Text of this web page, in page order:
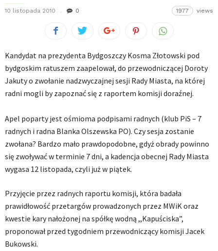
10 listopada 2010 0 1977 views
Kandydat na prezydenta Bydgoszczy Kosma Złotowski pod
bydgoskim ratuszem zaapelował, do przewodniczącej Doroty
Jakuty o zwołanie nadzwyczajnej sesji Rady Miasta, na której
radni mogli by zapoznać się z raportem komisji doraźnej.
Apel poparty jest ośmioma podpisami radnych (klub PiS – 7
radnych i radna Blanka Olszewska PO). Czy sesja zostanie
zwołana? Bardzo mało prawdopodobne, gdyż obrady powinno
się zwoływać w terminie 7 dni, a kadencja obecnej Rady Miasta
wygasa 12 listopada, czyli już w piątek.
Przyjęcie przez radnych raportu komisji, która badała
prawidłowość przetargów prowadzonych przez MWiK oraz
kwestie kary nałożonej na spółkę wodną ,,Kapuściska”,
proponował przed tygodniem przewodniczący komisji Jacek
Bukowski.